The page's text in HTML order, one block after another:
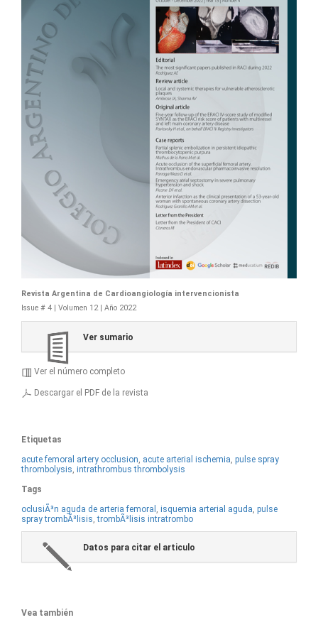
Revista Argentina de Cardioangiología intervencionista
Issue # 4 | Volumen 12 | Año 2022
Ver sumario
Ver el número completo
Descargar el PDF de la revista
Etiquetas
acute femoral artery occlusion, acute arterial ischemia, pulse spray
thrombolysis, intrathrombus thrombolysis
Tags
oclusiÃ³n aguda de arteria femoral , isquemia arterial aguda, pulse
spray trombÃ³lisis,trombÃ³lisis intratrombo
Datos para citar el articulo
Vea también